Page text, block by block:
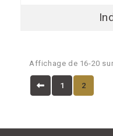
Affichage de 16-20
1 2